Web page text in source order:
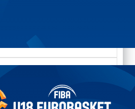
U18 EuroBasket 2026,
Статистика Матч сыгран 0